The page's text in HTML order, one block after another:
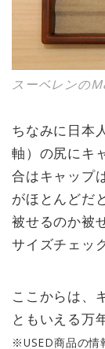
スーベレンの
ちなみに日本
軸）の尻にキ
合はキャップ
がほとんどだ
被せるのか被
サイズチェッ
ここからは、
ともいえる万
※USED商品の情